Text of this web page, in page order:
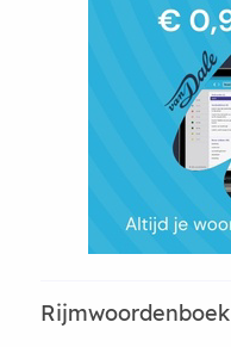
Rijmwoordenboek